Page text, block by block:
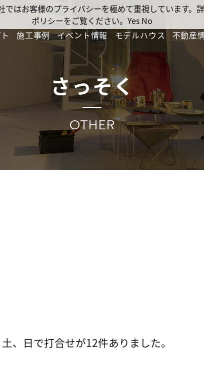
施工事例 イベント情報 モデルハウス 不動産
さっそく
OTHER
、日で打合せが12件ありました。
はお客様のプライバシーを極めて重視しています
ポリシーをご覧ください。 Yes No